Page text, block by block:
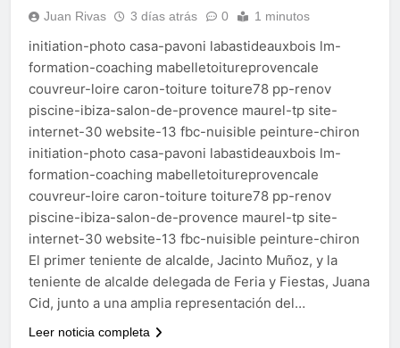
Juan Rivas 3 días atrás 0 1 minutos
initiation-photo casa-pavoni labastideauxbois lm-
formation-coaching mabelletoitureprovencale
couvreur-loire caron-toiture toiture78 pp-renov
piscine-ibiza-salon-de-provence maurel-tp site-
internet-30 website-13 fbc-nuisible peinture-chiron
initiation-photo casa-pavoni labastideauxbois lm-
formation-coaching mabelletoitureprovencale
couvreur-loire caron-toiture toiture78 pp-renov
piscine-ibiza-salon-de-provence maurel-tp site-
internet-30 website-13 fbc-nuisible peinture-chiron
El primer teniente de alcalde, Jacinto Muñoz, y la
teniente de alcalde delegada de Feria y Fiestas, Juana
Cid, junto a una amplia representación del…
Leer noticia completa